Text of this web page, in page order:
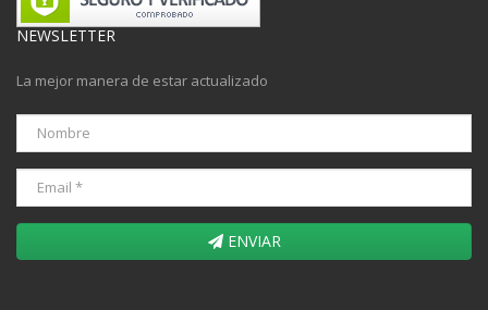
NEWSLETTER
La mejor manera de estar actualizado
ENVIAR